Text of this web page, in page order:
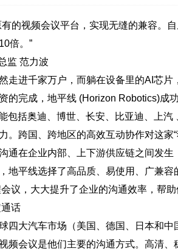
有的视频会议平台，实现无缝的兼容。
倍。”
范力波
进千家万户，而躺在设备里的AI芯片
完成，地平线 (Horizon Robotics)成功
包括奥迪、博世、长安、比亚迪、上汽
跨国、跨地区的高效互动协作对这家“
通在企业内部、上下游供应链之间发
平线选择了高品质、易使用、广兼容
议，大大提升了企业的沟通效率，帮
话
大汽车市场（美国、德国、日本和中
频会议是他们主要的沟通方式。高清